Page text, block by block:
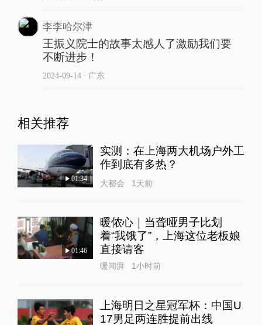
李李哈尔津
王振义院士的故事太感人了激励我们要
不断进步！
2024-09-14∙ 广东
相关推荐
01:34
实测：在上海两大机场户外工
作到底有多热？
大都会 1天前
01:46
暖侬心｜当聋哑男子比划
着“我饿了”，上海这位老板娘
直接请客
暖闻湃 1小时前
上海明日之星冠军杯：中国U
17男足两连胜提前出线